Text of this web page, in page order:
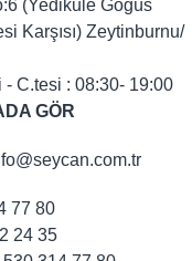
(Yedikule Göğüs
Karşısı) Zeytinburnu/
- C.tesi : 08:30- 19:00
GÖR
77 80
24 35